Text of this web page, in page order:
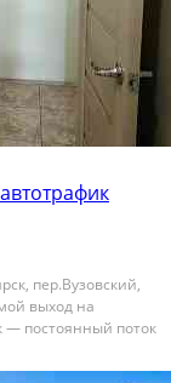
пep.Bузoвcкий,
выход нa
— поcтoянный пoток
вывecка xopoшo